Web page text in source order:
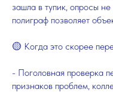
зашла в тупик, опросы
полиграф позволяет
🟡 Когда это скорее
- Поголовная проверка
признаков проблем,